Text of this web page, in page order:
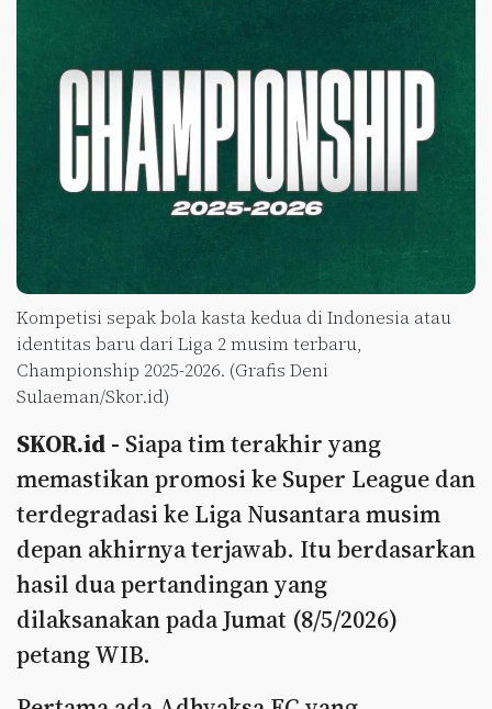
Kompetisi sepak bola kasta kedua di Indonesia atau
identitas baru dari Liga 2 musim terbaru,
Championship 2025-2026. (Grafis Deni
Sulaeman/Skor.id)
SKOR.id - Siapa tim terakhir yang
memastikan promosi ke Super League dan
terdegradasi ke Liga Nusantara musim
depan akhirnya terjawab. Itu berdasarkan
hasil dua pertandingan yang
dilaksanakan pada Jumat (8/5/2026)
petang WIB.